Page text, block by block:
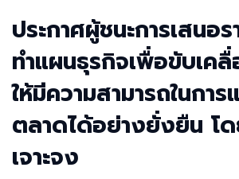
ประกาศผู้ชนะการเสนอ
ทำแผนธุรกิจเพื่อขับเค
ให้มีความสามารถในกา
ตลาดได้อย่างยั่งยืน โด
เจาะจง